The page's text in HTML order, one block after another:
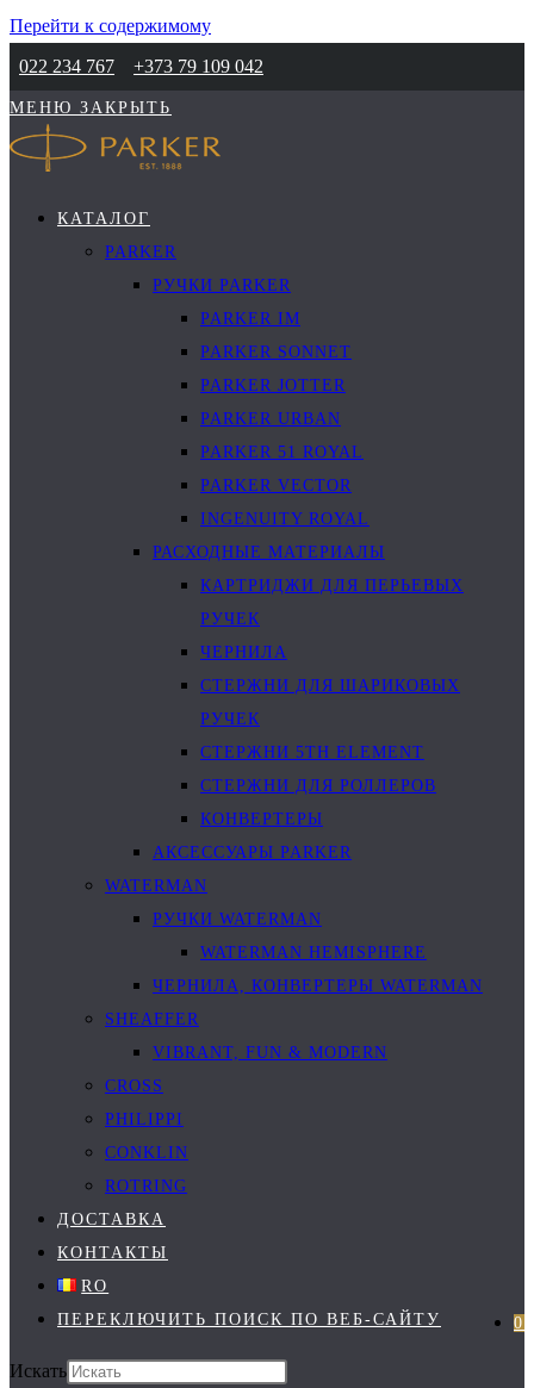
Перейти к содержимому
022 234 767
+373 79 109 042
МЕНЮ ЗАКРЫТЬ
КАТАЛОГ
PARKER
РУЧКИ PARKER
PARKER IM
PARKER SONNET
PARKER JOTTER
PARKER URBAN
PARKER 51 ROYAL
PARKER VECTOR
INGENUITY ROYAL
РАСХОДНЫЕ МАТЕРИАЛЫ
КАРТРИДЖИ ДЛЯ ПЕРЬЕВЫХ
РУЧЕК
ЧЕРНИЛА
СТЕРЖНИ ДЛЯ ШАРИКОВЫХ
РУЧЕК
СТЕРЖНИ 5TH ELEMENT
СТЕРЖНИ ДЛЯ РОЛЛЕРОВ
КОНВЕРТЕРЫ
АКСЕССУАРЫ PARKER
WATERMAN
РУЧКИ WATERMAN
WATERMAN HEMISPHERE
ЧЕРНИЛА, КОНВЕРТЕРЫ WATERMAN
SHEAFFER
VIBRANT, FUN & MODERN
CROSS
PHILIPPI
CONKLIN
ROTRING
ДОСТАВКА
КОНТАКТЫ
RO
0
ПЕРЕКЛЮЧИТЬ ПОИСК ПО ВЕБ-САЙТУ
Искать